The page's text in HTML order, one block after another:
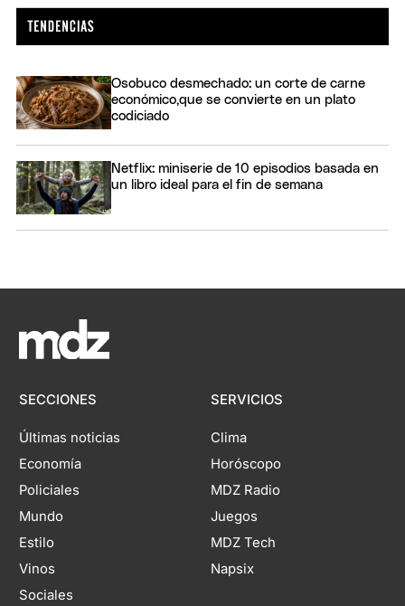
Osobuco desmechado: un corte de carne
económico,que se convierte en un plato
codiciado
Netflix: miniserie de 10 episodios basada en
un libro ideal para el fin de semana
SECCIONES
Últimas noticias
Economía
Policiales
Mundo
Estilo
Vinos
Sociales
SERVICIOS
Clima
Horóscopo
MDZ Radio
Juegos
MDZ Tech
Napsix